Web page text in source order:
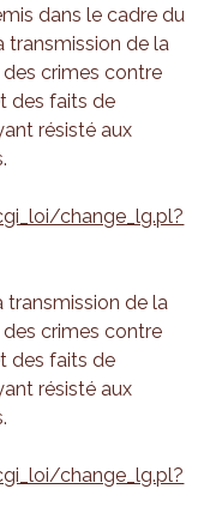
dans le cadre du
transmission de la
crimes contre
des faits de
résisté aux
change_lg.pl?
transmission de la
crimes contre
des faits de
résisté aux
change_lg.pl?